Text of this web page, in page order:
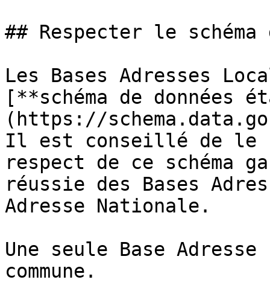
## Respecter le schéma
Les Bases Adresses
[**schéma de données
(https://
Il est conseillé de le
respect de ce schéma
réussie des Bases
Adresse Nationale.
Une seule Base
commune.